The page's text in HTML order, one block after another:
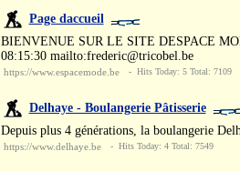
Page daccueil
BIENVENUE SUR LE SITE DESPACE
08:15:30 mailto:frederic@tricobel.be
https://www.espacemode.be - Hits Today: 5 Total: 7109
Delhaye - Boulangerie Pâtisserie
Depuis plus 4 générations, la boulangerie
https://www.delhaye.be - Hits Today: 4 Total: 7549